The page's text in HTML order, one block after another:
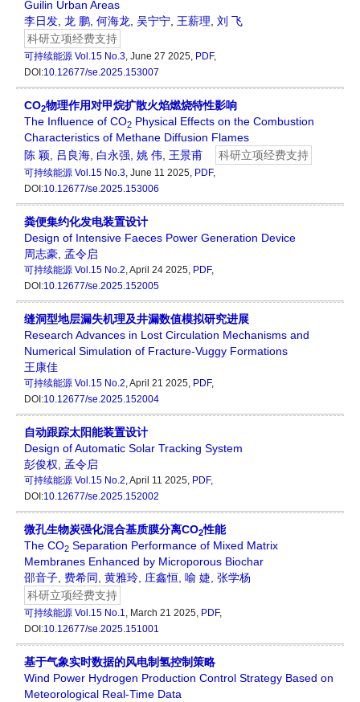
Guilin Urban Areas
李日发, 龙 鹏, 何海龙, 吴宁宁, 王薪理, 刘 飞
科研立项经费支持
可持续能源 Vol.15 No.3, June 27 2025, PDF,
DOI:10.12677/se.2025.153007
CO2物理作用对甲烷扩散火焰燃烧特性影响
The Influence of CO2 Physical Effects on the Combustion
Characteristics of Methane Diffusion Flames
陈 颖, 吕良海, 白永强, 姚 伟, 王景甫 科研立项经费支持
可持续能源 Vol.15 No.3, June 11 2025, PDF,
DOI:10.12677/se.2025.153006
粪便集约化发电装置设计
Design of Intensive Faeces Power Generation Device
周志豪, 孟令启
可持续能源 Vol.15 No.2, April 24 2025, PDF,
DOI:10.12677/se.2025.152005
缝洞型地层漏失机理及井漏数值模拟研究进展
Research Advances in Lost Circulation Mechanisms and
Numerical Simulation of Fracture-Vuggy Formations
王康佳
可持续能源 Vol.15 No.2, April 21 2025, PDF,
DOI:10.12677/se.2025.152004
自动跟踪太阳能装置设计
Design of Automatic Solar Tracking System
彭俊权, 孟令启
可持续能源 Vol.15 No.2, April 11 2025, PDF,
DOI:10.12677/se.2025.152002
微孔生物炭强化混合基质膜分离CO2性能
The CO2 Separation Performance of Mixed Matrix
Membranes Enhanced by Microporous Biochar
邵音子, 费希同, 黄雅玲, 庄鑫恒, 喻 婕, 张学杨
科研立项经费支持
可持续能源 Vol.15 No.1, March 21 2025, PDF,
DOI:10.12677/se.2025.151001
基于气象实时数据的风电制氢控制策略
Wind Power Hydrogen Production Control Strategy Based on
Meteorological Real-Time Data